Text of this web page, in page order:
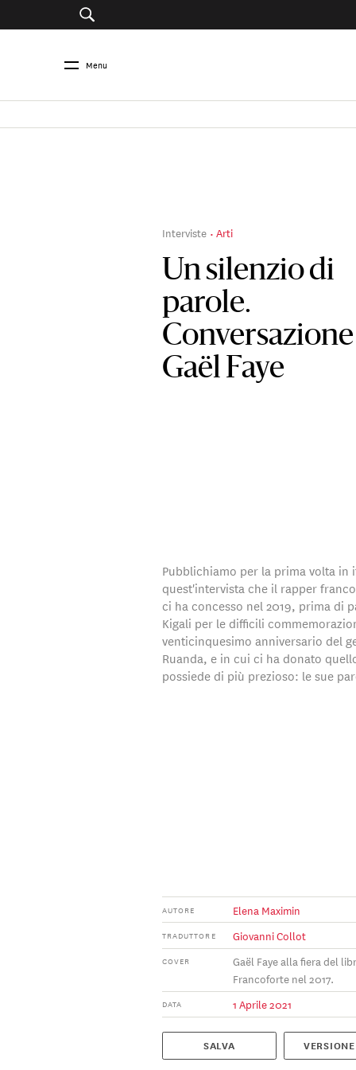
Menu
Un silenzio di
parole.
Gaël Faye
Interviste Arti
Pubblichiamo per la prima volta in
quest'intervista che il rapper
ci ha concesso nel 2019, prima di
Kigali per le difficili
venticinquesimo anniversario del
Ruanda, e in cui ci ha donato
possiede di più prezioso: le sue
AUTORE Elena Maximin
TRADUTTORE Giovanni Collot
COVER
Gaël Faye alla fiera del
Francoforte nel 2017.
DATA 1 Aprile 2021
SALVA